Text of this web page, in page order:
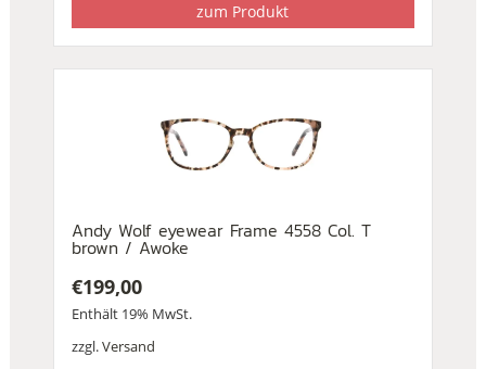
zum Produkt
Andy Wolf eyewear Frame 4558 Col. T
brown / Awoke
€199,00
Enthält 19% MwSt.
zzgl.Versand